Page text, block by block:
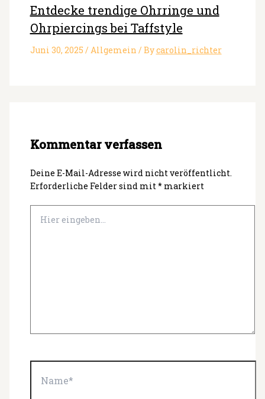
Entdecke trendige Ohrringe und
Ohrpiercings bei Taffstyle
Juni 30, 2025 / Allgemein / Bycarolin_richter
Kommentar verfassen
Deine E-Mail-Adresse wird nicht veröffentlicht.
Erforderliche Felder sind mit *markiert
eingeben…
Name*